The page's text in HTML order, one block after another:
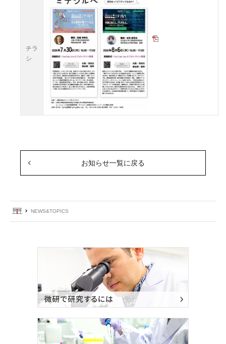
チラ
シ
お知らせ一覧に戻る
ホームNEWS&TOPICS